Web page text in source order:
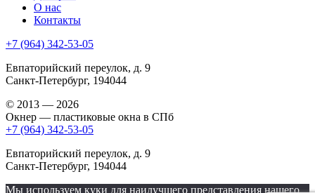
О нас
Контакты
+7 (964) 342-53-05
Евпаторийский переулок, д. 9
Санкт-Петербург, 194044
© 2013 — 2026
Окнер — пластиковые окна в СПб
+7 (964) 342-53-05
Евпаторийский переулок, д. 9
Санкт-Петербург, 194044
Мы используем куки для наилучшего представления нашего